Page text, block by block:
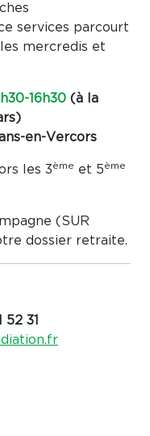
services parcourt
mercredis et
16h30 (à la
en-Vercors
les 3ème et 5ème
(SUR
dossier retraite.
52 31